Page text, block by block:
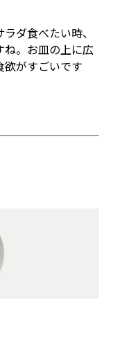
ダ食べたい時、
ね。お皿の上に広
がすごいです